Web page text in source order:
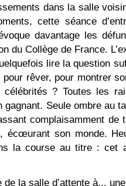
dans la salle
cette séance
davantage les
du Collège de France.
lire la question
rêver, pour montrer
célébrités ? Toutes les
gagnant. Seule ombre au
complaisamment de
écœurant son monde.
la course au titre : cet
la salle d’attente à...